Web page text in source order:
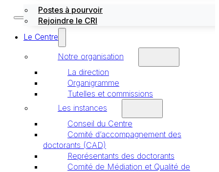
Postes à pourvoir
Rejoindre le CRI
Le Centre
Notre organisation
La direction
Organigramme
Tutelles et commissions
Les instances
Conseil du Centre
Comité d’accompagnement des
doctorants (CAD)
Représentants des doctorants
Comité de Médiation et Qualité de